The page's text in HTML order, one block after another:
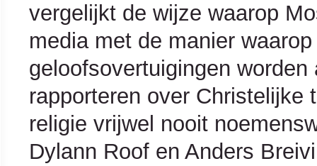
vergelijkt de wijze waarop
media met de manier
geloofsovertuigingen worden
rapporteren over
religie vrijwel nooit
Dylann Roof en Anders